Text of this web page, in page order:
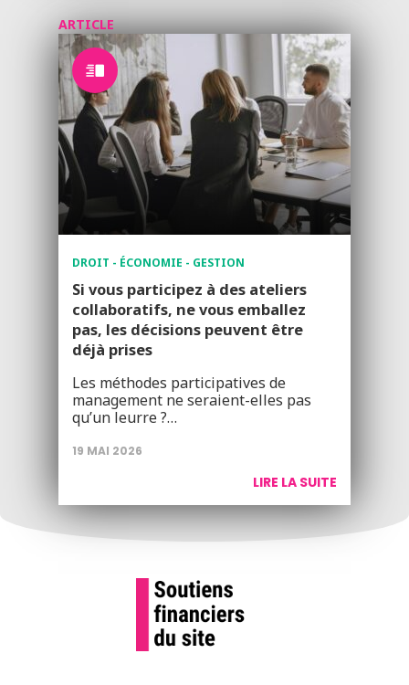
ARTICLE
DROIT - ÉCONOMIE - GESTION
Si vous participez à des ateliers
collaboratifs, ne vous emballez
pas, les décisions peuvent être
déjà prises
Les méthodes participatives de
management ne seraient-elles pas
qu’un leurre ?…
19 MAI 2026
LIRE LA SUITE